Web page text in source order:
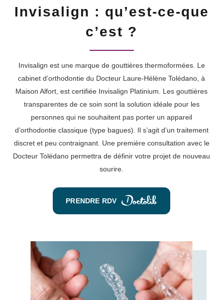
Invisalign : qu’est-ce-que
c’est ?
Invisalign est une marque de gouttières thermoformées. Le
cabinet d’orthodontie du Docteur Laure-Hélène Tolédano, à
Maison Alfort, est certifiée Invisalign Platinium. Les gouttières
transparentes de ce soin sont la solution idéale pour les
personnes qui ne souhaitent pas porter un appareil
d’orthodontie classique (type bagues). Il s’agit d’un traitement
discret et peu contraignant. Une première consultation avec le
Docteur Tolédano permettra de définir votre projet de nouveau
sourire.
PRENDRE RDV